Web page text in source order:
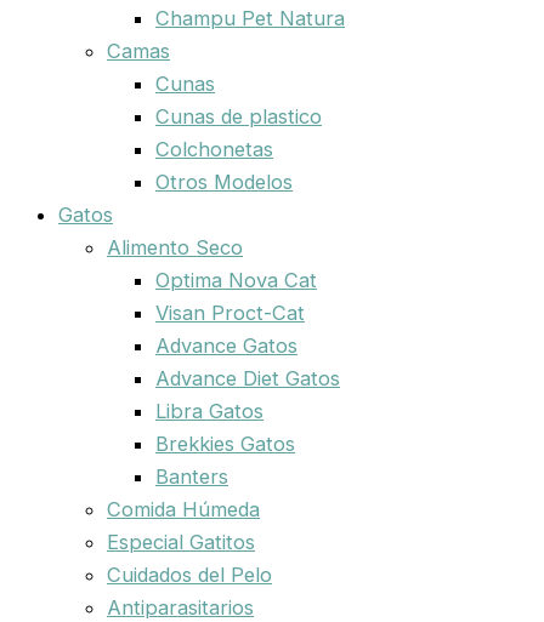
Champu Pet Natura
Camas
Cunas
Cunas de plastico
Colchonetas
Otros Modelos
Gatos
Alimento Seco
Optima Nova Cat
Visan Proct-Cat
Advance Gatos
Advance Diet Gatos
Libra Gatos
Brekkies Gatos
Banters
Comida Húmeda
Especial Gatitos
Cuidados del Pelo
Antiparasitarios